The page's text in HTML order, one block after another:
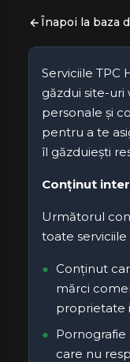
Înapoi la baza
Serviciile TPC
găzdui site-uri
personale și
pentru a te
îl găzduiești
Conținut
Următorul
toate serviciile
Conținut
mărci
proprietate
Pornografie
care nu